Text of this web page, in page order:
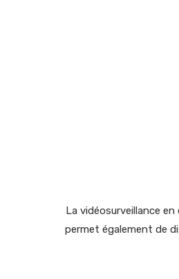
La vidéosurveillance
permet également de